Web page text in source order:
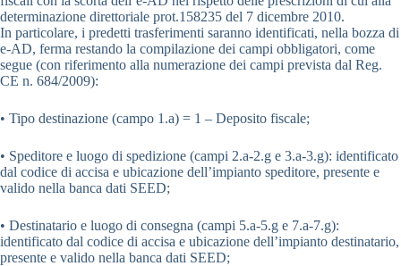
determinazione direttoriale prot.158235 del 7 dicembre 2010.
In particolare, i predetti trasferimenti saranno identificati, nella bozza di
e-AD, ferma restando la compilazione dei campi obbligatori, come
segue (con riferimento alla numerazione dei campi prevista dal Reg.
CE n. 684/2009):
• Tipo destinazione (campo 1.a) = 1 – Deposito fiscale;
• Speditore e luogo di spedizione (campi 2.a-2.g e 3.a-3.g): identificato
dal codice di accisa e ubicazione dell’impianto speditore, presente e
valido nella banca dati SEED;
• Destinatario e luogo di consegna (campi 5.a-5.g e 7.a-7.g):
identificato dal codice di accisa e ubicazione dell’impianto destinatario,
presente e valido nella banca dati SEED;